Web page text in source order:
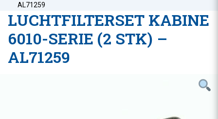
AL71259
LUCHTFILTERSET KABINE
6010-SERIE (2 STK) –
AL71259